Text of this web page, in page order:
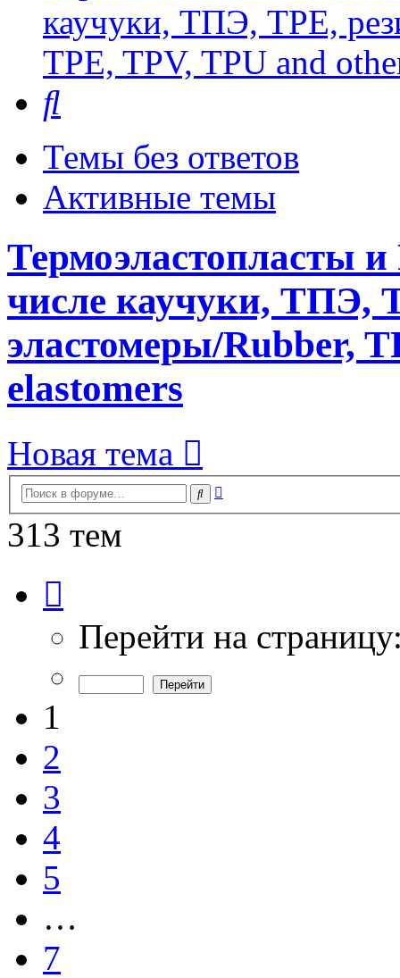
каучуки, ТПЭ, TPE,
TPE, TPV, TPU and
Темы без ответов
Активные темы
Термоэластопласты
числе каучуки, ТПЭ,
эластомеры/Rubber,
elastomers
Новая тема
Поиск
313 тем
из
Перейти на
1
2
3
4
5
…
7